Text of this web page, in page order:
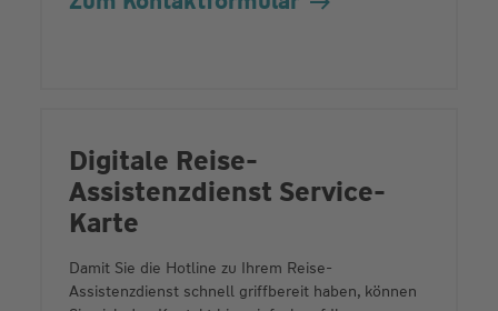
Digitale Reise-
Assistenzdienst Service-
Karte
Damit Sie die Hotline zu Ihrem Reise-
Assistenzdienst schnell griffbereit haben, können